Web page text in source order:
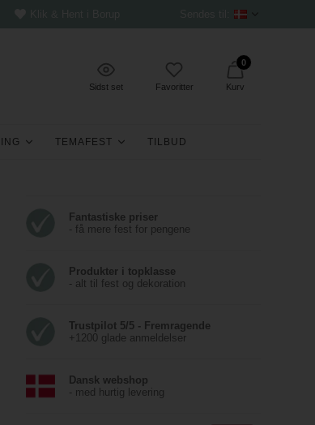
Sidst set Favoritter
0
Kurv
TEMAFEST TILBUD
Fantastiske priser
- få mere fest for pengene
Produkter i topklasse
- alt til fest og dekoration
Trustpilot 5/5 - Fremragende
+1200 glade anmeldelser
Dansk webshop
- med hurtig levering